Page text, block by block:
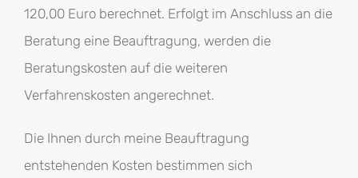
120,00 Euro berechnet. Erfolgt im Anschluss an die
Beratung eine Beauftragung, werden die
Beratungskosten auf die weiteren
Verfahrenskosten angerechnet.
Die Ihnen durch meine Beauftragung
entstehenden Kosten bestimmen sich